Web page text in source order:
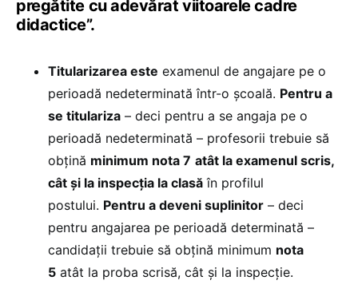
pregătite cu adevărat viitoarele cadre
didactice”.
Titularizarea este examenul de angajare pe o
perioadă nedeterminată într-o școală. Pentru a
se titulariza – deci pentru a se angaja pe o
perioadă nedeterminată – profesorii trebuie să
obțină minimum nota 7 atât la examenul scris,
cât și la inspecția la clasă în profilul
postului. Pentru a deveni suplinitor – deci
pentru angajarea pe perioadă determinată –
candidații trebuie să obțină minimum nota
5 atât la proba scrisă, cât și la inspecție.